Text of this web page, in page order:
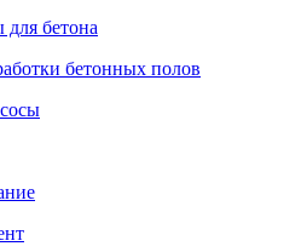
бетона
бетонных полов